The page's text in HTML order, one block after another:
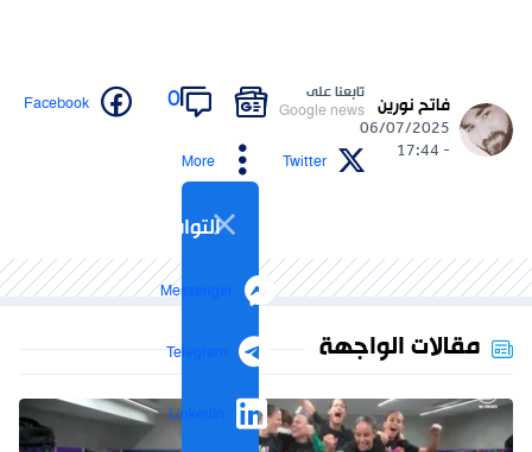
فاتح نورين
06/07/2025
- 17:44
تابعنا على
Google news
0
Facebook
Twitter
More
التواصل الاجتماعي
Messenger
Telegram
LinkedIn
مقالات الواجهة